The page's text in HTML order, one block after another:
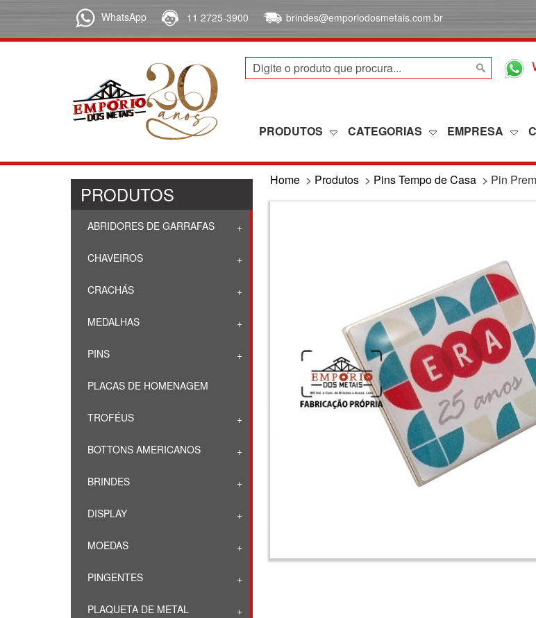
WhatsApp 11 2725-3900 brindes@emporiodosmetais.com.br
PRODUTOS CATEGORIAS EMPRESA
PRODUTOS
ABRIDORES DE GARRAFAS
CHAVEIROS
CRACHÁS
MEDALHAS
PINS
PLACAS DE HOMENAGEM
TROFÉUS
BOTTONS AMERICANOS
BRINDES
DISPLAY
MOEDAS
PINGENTES
PLAQUETA DE METAL
Home > Produtos > Pins Tempo de Casa > Pin